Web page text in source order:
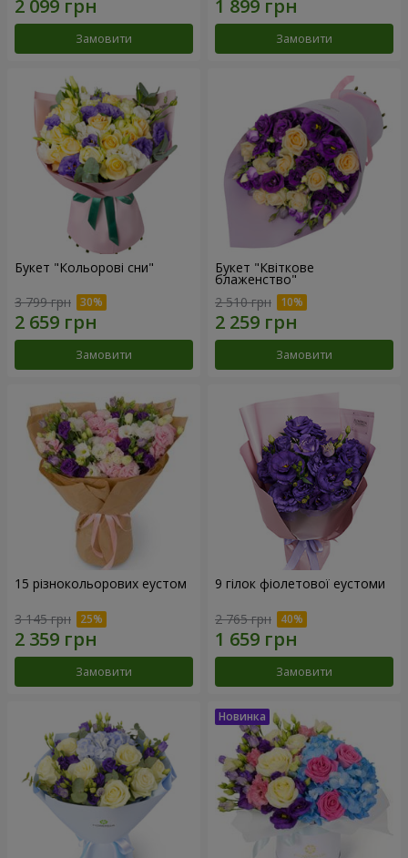
Замовити Замовити
Букет "Кольорові сни"
3 799 грн
Замовити
Букет "Квіткове
блаженство"
2 510 грн
Замовити
15 різнокольорових еустом
3 145 грн
Замовити
9 гілок фіолетової еустоми
2 765 грн
Замовити